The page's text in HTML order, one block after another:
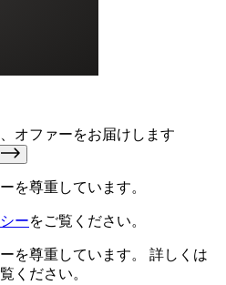
オファーをお届けします
を尊重しています。
ーをご覧ください。
を尊重しています。
詳しくは
ください。